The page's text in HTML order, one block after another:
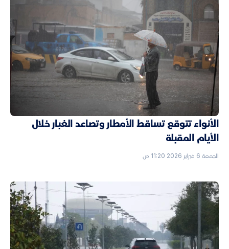
الأنواء تتوقع تساقط الأمطار وتصاعد الغبار خلال
الأيام المقبلة
الجمعة 6 فبراير 2026 11:20 ص